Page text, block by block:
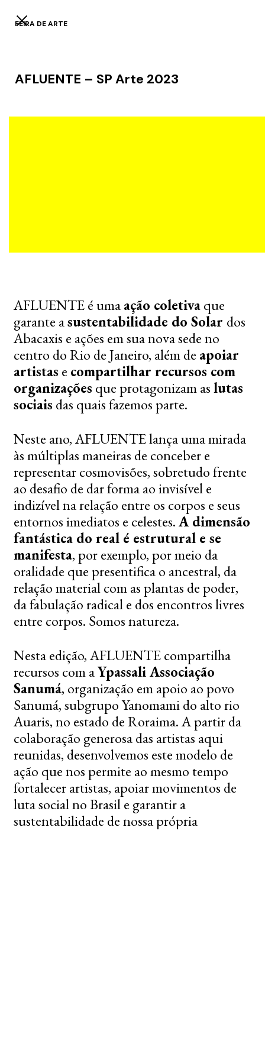
FEIRA DE ARTE
AFLUENTE – SP Arte 2023
AFLUENTE é umaação coletivaque
garante asustentabilidade do Solar dos
Abacaxis e ações em sua nova sede no
centro do Rio de Janeiro, além de apoiar
artistas e compartilhar recursos com
organizações que protagonizam aslutas
sociais das quais fazemos parte.
Neste ano, AFLUENTE lança uma mirada
às múltiplas maneiras de conceber e
representar cosmovisões, sobretudo frente
ao desafio de dar forma ao invisível e
indizível na relação entre os corpos e seus
entornos imediatos e celestes.A dimensão
fantástica do real é estrutural e se
manifesta, por exemplo, por meio da
oralidade que presentifica o ancestral, da
relação material com as plantas de poder,
da fabulação radical e dos encontros livres
entre corpos. Somos natureza.
Nesta edição, AFLUENTE compartilha
recursos comaYpassali Associação
Sanumá, organização em apoio ao povo
Sanumá, subgrupo Yanomami do alto rio
Auaris, no estado de Roraima.A partir da
colaboração generosa das artistas aqui
reunidas, desenvolvemos este modelo de
ação que nos permite ao mesmo tempo
fortalecer artistas, apoiar movimentos de
luta social no Brasil e garantir a
sustentabilidade de nossa própria